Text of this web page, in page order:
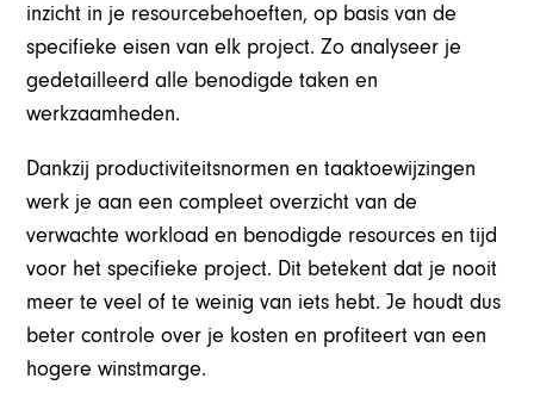
inzicht in je resourcebehoeften, op basis van de
specifieke eisen van elk project. Zo analyseer je
gedetailleerd alle benodigde taken en
werkzaamheden.
Dankzij productiviteitsnormen en taaktoewijzingen
werk je aan een compleet overzicht van de
verwachte workload en benodigde resources en tijd
voor het specifieke project. Dit betekent dat je nooit
meer te veel of te weinig van iets hebt. Je houdt dus
beter controle over je kosten en profiteert van een
hogere winstmarge.